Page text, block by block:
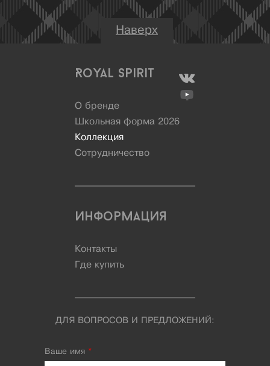
Наверх
Royal Spirit
О бренде
Школьная форма 2026
Коллекция
Сотрудничество
Информация
Контакты
Где купить
ДЛЯ ВОПРОСОВ И ПРЕДЛОЖЕНИЙ:
Ваше имя *